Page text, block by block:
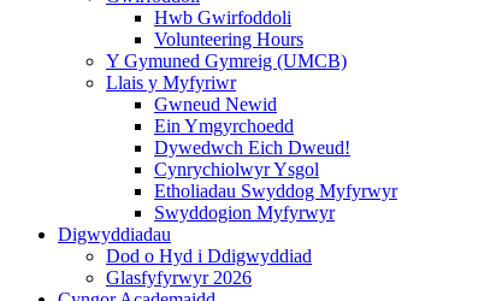
Hwb Gwirfoddoli
Volunteering Hours
Y Gymuned Gymreig (UMCB)
Llais y Myfyriwr
Gwneud Newid
Ein Ymgyrchoedd
Dywedwch Eich Dweud!
Cynrychiolwyr Ysgol
Etholiadau Swyddog Myfyrwyr
Swyddogion Myfyrwyr
Digwyddiadau
Dod o Hyd i Ddigwyddiad
Glasfyfyrwyr 2026